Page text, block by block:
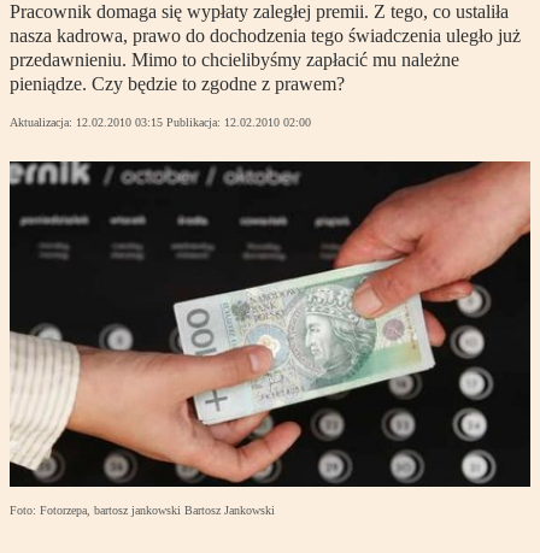
Pracownik domaga się wypłaty zaległej premii. Z tego, co ustaliła
nasza kadrowa, prawo do dochodzenia tego świadczenia uległo już
przedawnieniu. Mimo to chcielibyśmy zapłacić mu należne
pieniądze. Czy będzie to zgodne z prawem?
Aktualizacja: 12.02.2010 03:15 Publikacja: 12.02.2010 02:00
Foto: Fotorzepa, bartosz jankowski Bartosz Jankowski